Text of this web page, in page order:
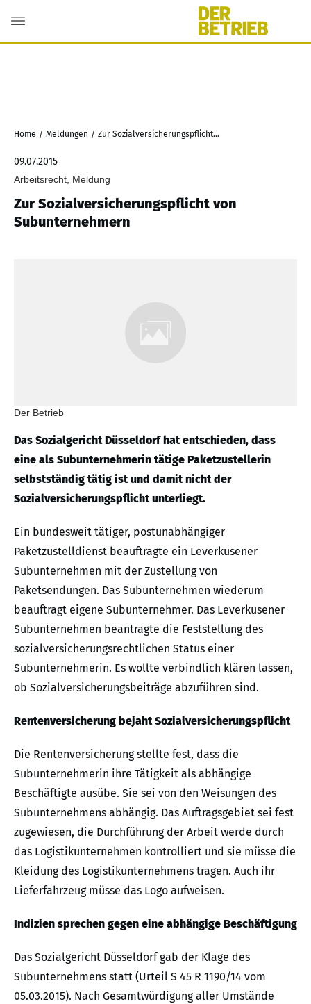
Home / Meldungen / Zur Sozialversicherungspflicht von Subunternehmern
09.07.2015
Arbeitsrecht, Meldung
Zur Sozialversicherungspflicht von
Subunternehmern
Der Betrieb
Das Sozialgericht Düsseldorf hat entschieden, dass
eine als Subunternehmerin tätige Paketzustellerin
selbstständig tätig ist und damit nicht der
Sozialversicherungspflicht unterliegt.
Ein bundesweit tätiger, postunabhängiger
Paketzustelldienst beauftragte ein Leverkusener
Subunternehmen mit der Zustellung von
Paketsendungen. Das Subunternehmen wiederum
beauftragt eigene Subunternehmer. Das Leverkusener
Subunternehmen beantragte die Feststellung des
sozialversicherungsrechtlichen Status einer
Subunternehmerin. Es wollte verbindlich klären lassen,
ob Sozialversicherungsbeiträge abzuführen sind.
Rentenversicherung bejaht Sozialversicherungspflicht
Die Rentenversicherung stellte fest, dass die
Subunternehmerin ihre Tätigkeit als abhängige
Beschäftigte ausübe. Sie sei von den Weisungen des
Subunternehmens abhängig. Das Auftragsgebiet sei fest
zugewiesen, die Durchführung der Arbeit werde durch
das Logistikunternehmen kontrolliert und sie müsse die
Kleidung des Logistikunternehmens tragen. Auch ihr
Lieferfahrzeug müsse das Logo aufweisen.
Indizien sprechen gegen eine abhängige Beschäftigung
Das Sozialgericht Düsseldorf gab der Klage des
Subunternehmens statt (Urteil S 45 R 1190/14 vom
05.03.2015). Nach Gesamtwürdigung aller Umstände